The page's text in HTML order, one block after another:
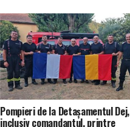
Pompieri de la Detașamentul Dej,
inclusiv comandantul, printre